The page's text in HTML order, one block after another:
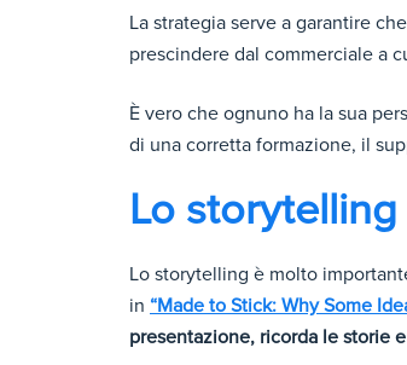
La strategia serve a garantire
prescindere dal commerciale a
È vero che ognuno ha la sua
di una corretta formazione, il
Lo
Lo storytelling è molto
in “Made to Stick: Why Some
presentazione, ricorda le storie